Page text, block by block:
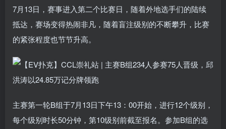
7月13日，赛事进入第二个比赛日，随着外地选手们的陆续
抵达，赛场变得热闹非凡，随着盲注级别的不断攀升，比赛
的紧张程度也节节升高。
主赛第一轮B组于7月13日下午13：00开始，进行12个级别，
每个级别时长50分钟，第10级别前截至报名。参加B组的选